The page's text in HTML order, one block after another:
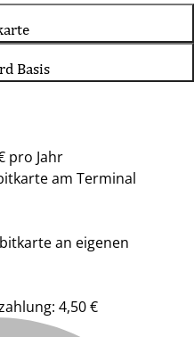
Basis
pro Jahr
am Terminal
an eigenen
4,50 €